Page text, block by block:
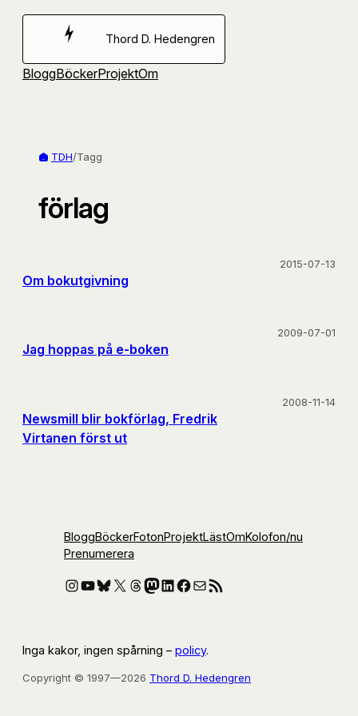
Hoppa
Thord D. Hedengren
BloggBöckerProjektOm
TDH/Tagg
förlag
Om bokutgivning
2015-07-13
Jag hoppas på e-boken
2009-07-01
Newsmill blir bokförlag, Fredrik
Virtanen först ut
2008-11-14
BloggBöckerFotonProjektLästOmKolofon/nu
Prenumerera
Instagram
YouTube
Bluesky
X Threads
Mastodon
LinkedIn
Facebook
E-postRSS-flöde
Inga kakor, ingen spårning – policy.
Copyright © 1997—2026 Thord D. Hedengren